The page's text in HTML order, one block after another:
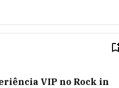
VIP no Rock in